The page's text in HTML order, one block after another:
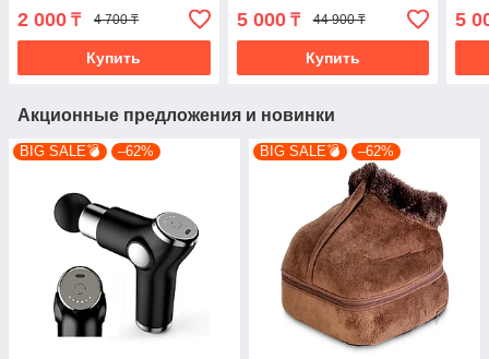
2 000 ₸ 4 700 ₸
Купить
(черный) (11016/2)
5 000₸ 44 900 ₸
Купить
5
Акционные предложения и новинки
BIG SALE💣 –62% BIG SALE💣 –62%